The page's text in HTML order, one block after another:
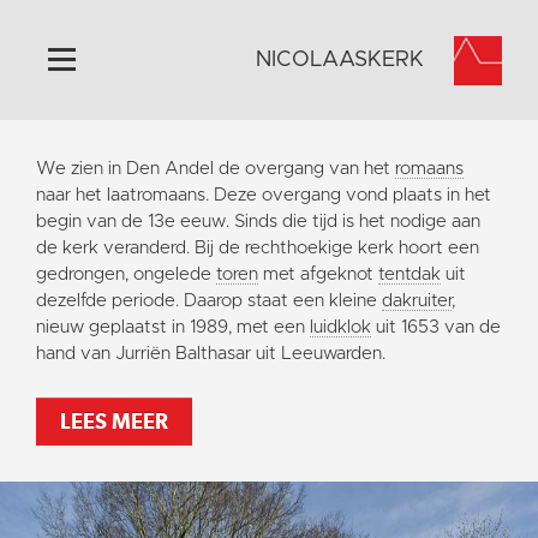
Home
Algemeen
Historie
Omgeving
Activiteiten
Steun ons
Contact
Vaktaal
NICOLAASKERK
We zien in Den Andel de overgang van het romaans
naar het laatromaans. Deze overgang vond plaats in het
begin van de 13e eeuw. Sinds die tijd is het nodige aan
de kerk veranderd. Bij de rechthoekige kerk hoort een
gedrongen, ongelede toren met afgeknot tentdak uit
dezelfde periode. Daarop staat een kleine dakruiter,
nieuw geplaatst in 1989, met een luidklok uit 1653 van de
hand van Jurriën Balthasar uit Leeuwarden.
LEES MEER